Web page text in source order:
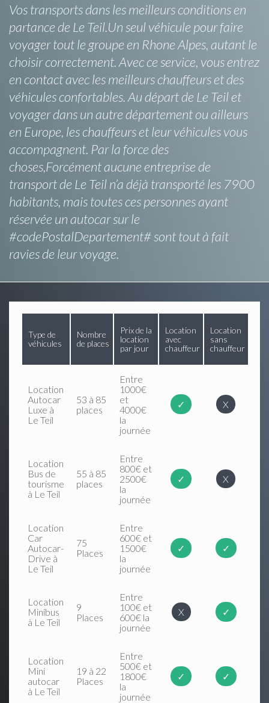
Vos transports dans les meilleurs conditions en
partance de Le Teil.Un seul véhicule pour faire
voyager tout le groupe en Rhone Alpes, autant le
choisir correctement. Avec ce service, vous entrez
en contact avec les meilleurs chauffeurs et des
véhicules confortables. Au départ de Le Teil et
voyager dans un autre département ou ailleurs
en Europe, les chauffeurs et leur véhicules vous
accompagnent. Par la force des
choses,Forcément aucune entreprise de
transport de Le Teil n’a déjà transporté les 7900
habitants, mais toutes ces personnes ayant
réservée un autocar sur le
#codePostalDepartement# sont tout à fait
ravies de leur voyage.
Type de
véhicules
Nombre
de places
Prix de la
location
par jour
Location
avec
chauffeur
Location
sans
chauffeur
Location
Autocar
Luxe à
Le Teil
53 à 85
places
Entre
1000€
et
4000€
la
journée
✓ X
Location
Bus de
tourisme
à Le Teil
55 à 85
places
Entre
800€ et
2500€
la
journée
✓ X
Location
Car
Autocar-
Drive à
Le Teil
75
Places
Entre
600€ et
1500€
la
journée
✓ ✓
Location
Minibus
à Le Teil
9
Places
Entre
100€ et
600€ la
journée
X ✓
Location
Mini
autocar
à Le Teil
19 à 22
Places
Entre
500€ et
1800€
la
journée
✓ ✓